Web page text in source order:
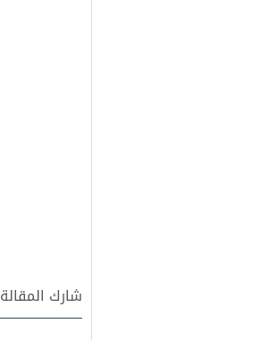
شارك المقالة